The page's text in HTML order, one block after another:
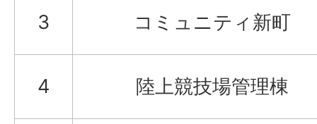
3 コミュニティ新町
4 陸上競技場管理棟